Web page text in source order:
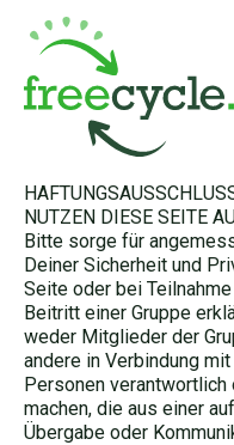
NUTZEN DIESE SEITE
Bitte sorge für
Deiner Sicherheit und
Seite oder bei
Beitritt einer Gruppe
weder Mitglieder der
andere in Verbindung
Personen
machen, die aus einer
Übergabe oder